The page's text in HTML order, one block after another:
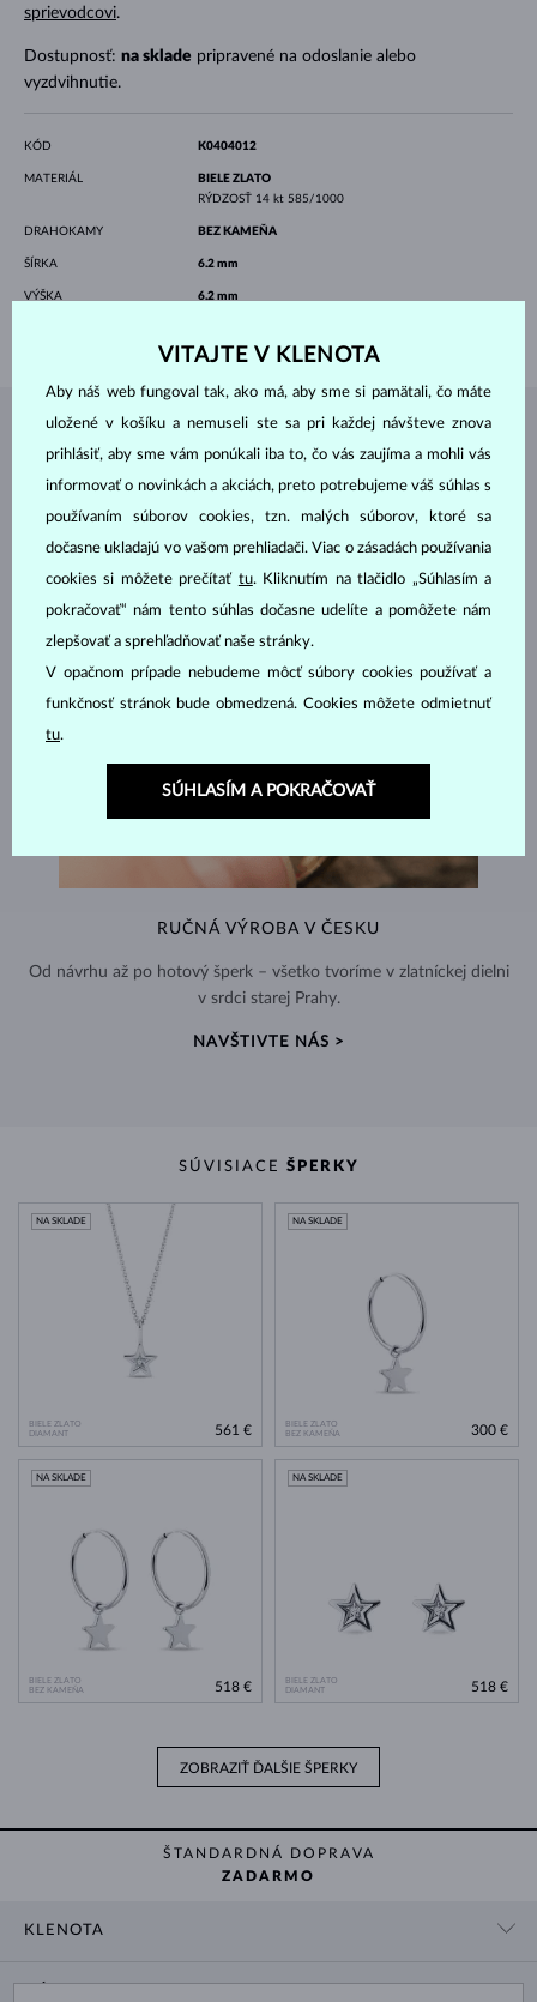
sprievodcovi.
Dostupnosť: na sklade pripravené na odoslanie alebo
vyzdvihnutie.
KÓD K0404012
MATERIÁL
BIELE ZLATO
RÝDZOSŤ 14 kt 585/1000
DRAHOKAMY BEZ KAMEŇA
ŠÍRKA 6.2 mm
VÝŠKA 6.2 mm
ATELIÉRU KLENOTA
RUČNÁ VÝROBA V ČESKU
Od návrhu až po hotový šperk – všetko tvoríme v zlatníckej dielni
v srdci starej Prahy.
NAVŠTIVTE NÁS >
SÚVISIACE ŠPERKY
BIELE ZLATO
DIAMANT
NA SKLADE
561 €
BIELE ZLATO
BEZ KAMEŇA
NA SKLADE
300 €
BIELE ZLATO
BEZ KAMEŇA
NA SKLADE
518 €
BIELE ZLATO
DIAMANT
NA SKLADE
518 €
ZOBRAZIŤ ĎALŠIE ŠPERKY
ŠTANDARDNÁ DOPRAVA
ZADARMO
KLENOTA
VITAJTE V KLENOTA
Aby náš web fungoval tak, ako má, aby sme si pamätali, čo máte
uložené v košíku a nemuseli ste sa pri každej návšteve znova
prihlásiť, aby sme vám ponúkali iba to, čo vás zaujíma a mohli vás
informovať o novinkách a akciách, preto potrebujeme váš súhlas s
používaním súborov cookies, tzn. malých súborov, ktoré sa
dočasne ukladajú vo vašom prehliadači. Viac o zásadách používania
cookies si môžete prečítať tu. Kliknutím na tlačidlo „Súhlasím a
pokračovať“ nám tento súhlas dočasne udelíte a pomôžete nám
zlepšovať a sprehľadňovať naše stránky.
V opačnom prípade nebudeme môcť súbory cookies používať a
funkčnosť stránok bude obmedzená. Cookies môžete odmietnuť
tu.
SÚHLASÍM A POKRAČOVAŤ